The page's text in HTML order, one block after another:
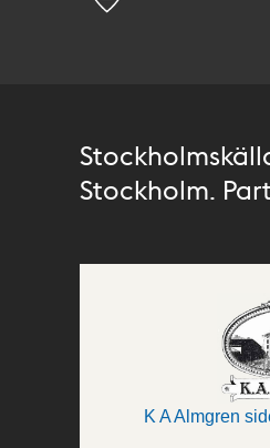
Stockholm.
K A Almgren